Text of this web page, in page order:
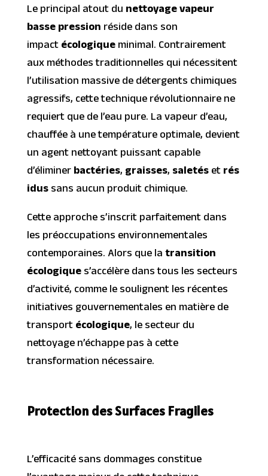
Le principal atout dunettoyage vapeur
basse pressionréside dans son
impactécologiqueminimal. Contrairement
aux méthodes traditionnelles qui nécessitent
l’utilisation massive de détergents chimiques
agressifs, cette technique révolutionnaire ne
requiert que de l’eau pure. La vapeur d’eau,
chauffée à une température optimale, devient
un agent nettoyant puissant capable
d’éliminerbactéries,graisses,saletésetrés
idussans aucun produit chimique.
Cette approche s’inscrit parfaitement dans
les préoccupations environnementales
contemporaines. Alors que latransition
écologiques’accélère dans tous les secteurs
d’activité, comme le soulignent les récentes
initiatives gouvernementales en matière de
transportécologique, le secteur du
nettoyage n’échappe pas à cette
transformation nécessaire.
Protection des Surfaces Fragiles
L’efficacité sans dommages constitue